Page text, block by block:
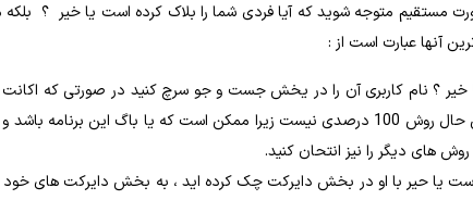
مستقیم متوجه شوید که آيا فردی شما را بلاک کرده است یا خیر ؟ بلکه
آنها عبارت است از :
خیر ؟ نام کاربری آن را در یخش جست و جو سرچ کنید در صورتی که
ممکن است که شما را بلاک کرده باشد . اما با این حال روش 100 درصدی نیست زیرا ممکن است که یا باگ
های دیگر را نیز انتحان کنید.
است یا حیر با او در بخش دایرکت چک کرده اید ، به بخش دایرکت های خود